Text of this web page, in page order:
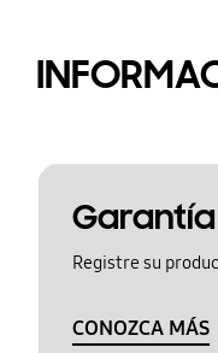
Garantía
Registre su
CONOZCA MÁS